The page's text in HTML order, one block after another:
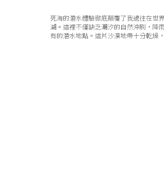
死海的潛水體驗徹底顛覆了我過往在世
湖。這裡不僅缺乏潮汐的自然沖刷，降
有的潛水地點。這片沙漠地帶十分乾燥